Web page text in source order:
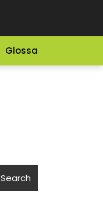
Glossary
Search